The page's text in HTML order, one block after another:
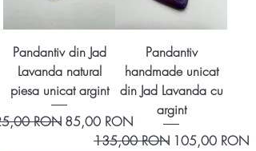
Pandantiv din Jad
Lavanda natural
piesa unicat argint
normalRON Preț redus
85,00 RON
Pandantiv
handmade unicat
din Jad Lavanda cu
argint
Preț normal
135,00 RON Preț redus
105,00 RON